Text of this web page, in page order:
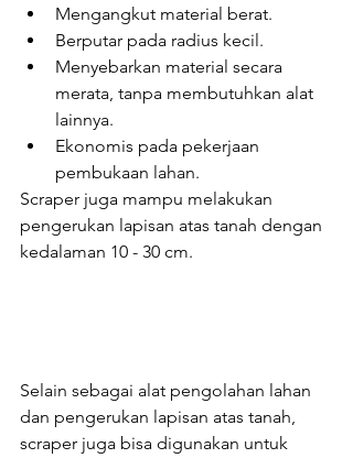
Mengangkut material berat.
Berputar pada radius kecil.
Menyebarkan material secara
merata, tanpa membutuhkan alat
lainnya.
Ekonomis pada pekerjaan
pembukaan lahan.
Scraper juga mampu melakukan
pengerukan lapisan atas tanah dengan
kedalaman 10 - 30 cm.
Selain sebagai alat pengolahan lahan
dan pengerukan lapisan atas tanah,
scraper juga bisa digunakan untuk